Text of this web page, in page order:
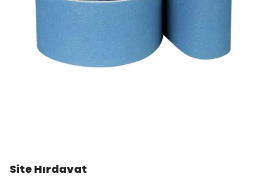
Site Hırdavat